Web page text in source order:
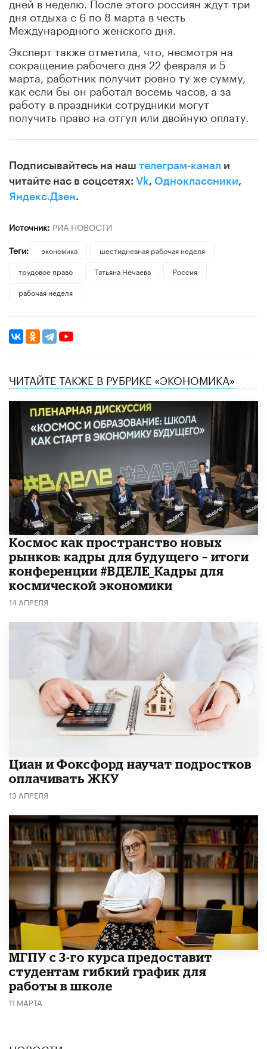
дня отдыха с 6 по 8 марта в честь
Международного женского дня.
Эксперт также отметила, что, несмотря на
сокращение рабочего дня 22 февраля и 5
марта, работник получит ровно ту же сумму,
как если бы он работал восемь часов, а за
работу в праздники сотрудники могут
получить право на отгул или двойную оплату.
Подписывайтесь на наш телеграм-канал и
читайте нас в соцсетях: Vk, Одноклассники,
Яндекс.Дзен.
Источник: РИА НОВОСТИ
Теги:
экономика
шестидневная рабочая неделя
трудовое право
Татьяна Нечаева
Россия
рабочая неделя
ЧИТАЙТЕ ТАКЖЕ В РУБРИКЕ «ЭКОНОМИКА»
Космос как пространство новых
рынков: кадры для будущего – итоги
конференции #ВДЕЛЕ_Кадры для
космической экономики
14 АПРЕЛЯ
Циан и Фоксфорд научат подростков
оплачивать ЖКУ
13 АПРЕЛЯ
МГПУ с 3-го курса предоставит
студентам гибкий график для
работы в школе
11 МАРТА